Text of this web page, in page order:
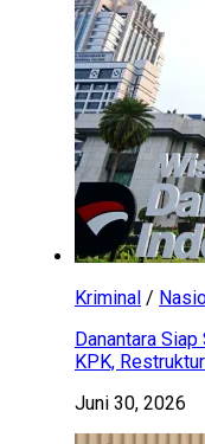
Kriminal /
Danantara
KPK,
Juni 30, 2026